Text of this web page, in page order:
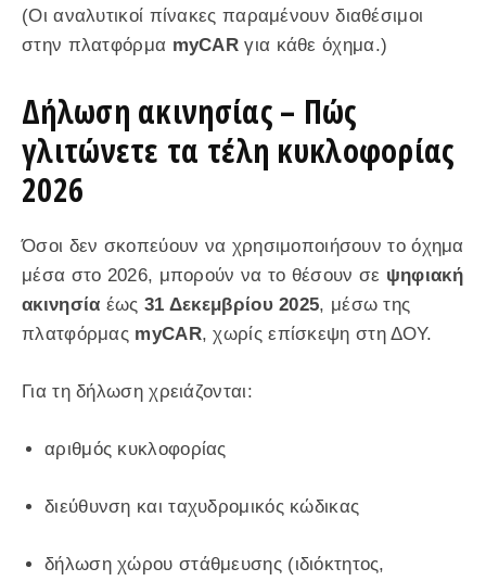
(Οι αναλυτικοί πίνακες παραμένουν διαθέσιμοι
στην πλατφόρμα myCAR για κάθε όχημα.)
Δήλωση ακινησίας – Πώς
γλιτώνετε τα τέλη κυκλοφορίας
2026
Όσοι δεν σκοπεύουν να χρησιμοποιήσουν το όχημα
μέσα στο 2026, μπορούν να το θέσουν σε ψηφιακή
ακινησία έως 31 Δεκεμβρίου 2025, μέσω της
πλατφόρμας myCAR, χωρίς επίσκεψη στη ΔΟΥ.
Για τη δήλωση χρειάζονται:
αριθμός κυκλοφορίας
διεύθυνση και ταχυδρομικός κώδικας
δήλωση χώρου στάθμευσης (ιδιόκτητος,